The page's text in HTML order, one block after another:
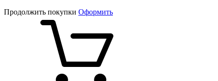
Продолжить покупки Оформить